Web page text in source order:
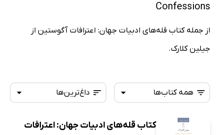
Confessions
از جمله کتاب قله‌های ادبیات جهان: اعترافات آگوستین از
جیلین کلارک.
داغ‌ترین‌ها
تازه‌ها
همه کتاب‌ها
همه کتاب‌ها
کتاب قله‌های ادبیات جهان: اعترافات